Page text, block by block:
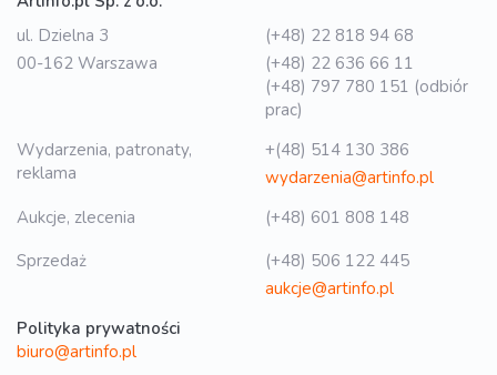
ul. Dzielna 3
00-162 Warszawa
(+48) 22 818 94 68
(+48) 22 636 66 11
(+48) 797 780 151 (odbiór
prac)
Wydarzenia, patronaty,
reklama
+(48) 514 130 386
wydarzenia@artinfo.pl
Aukcje, zlecenia
(+48) 601 808 148
Sprzedaż
(+48) 506 122 445
aukcje@artinfo.pl
Polityka prywatności
biuro@artinfo.pl